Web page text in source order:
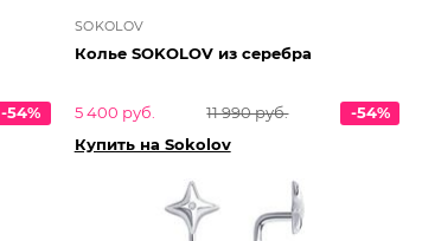
-54%
SOKOLOV
Колье SOKOLOV из серебра
5 400 руб. 11 990 руб.
-54%
Купить на Sokolov